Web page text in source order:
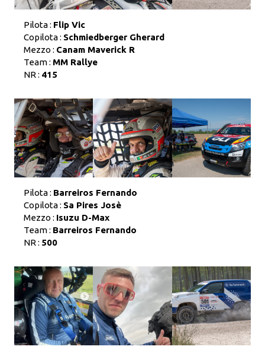
Pilota : Flip Vic
Copilota : Schmiedberger Gherard
Mezzo : Canam Maverick R
Team : MM Rallye
NR : 415
Pilota : Barreiros Fernando
Copilota : Sa Pires Josè
Mezzo : Isuzu D-Max
Team : Barreiros Fernando
NR : 500